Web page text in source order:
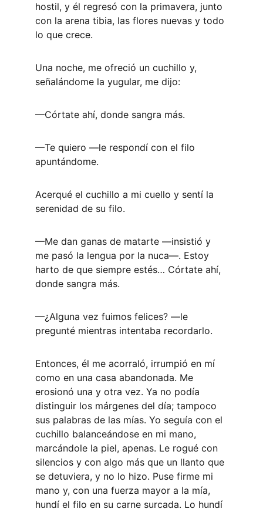
hostil, y él regresó con la primavera, junto
con la arena tibia, las flores nuevas y todo
lo que crece.
Una noche, me ofreció un cuchillo y,
señalándome la yugular, me dijo:
—Córtate ahí, donde sangra más.
—Te quiero —le respondí con el filo
apuntándome.
Acerqué el cuchillo a mi cuello y sentí la
serenidad de su filo.
—Me dan ganas de matarte —insistió y
me pasó la lengua por la nuca—. Estoy
harto de que siempre estés… Córtate ahí,
donde sangra más.
—¿Alguna vez fuimos felices? —le
pregunté mientras intentaba recordarlo.
Entonces, él me acorraló, irrumpió en mí
como en una casa abandonada. Me
erosionó una y otra vez. Ya no podía
distinguir los márgenes del día; tampoco
sus palabras de las mías. Yo seguía con el
cuchillo balanceándose en mi mano,
marcándole la piel, apenas. Le rogué con
silencios y con algo más que un llanto que
se detuviera, y no lo hizo. Puse firme mi
mano y, con una fuerza mayor a la mía,
hundí el filo en su carne surcada. Lo hundí